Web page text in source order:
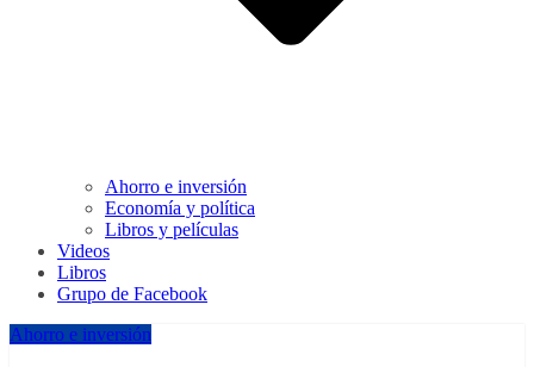
Ahorro e inversión
Economía y política
Libros y películas
Videos
Libros
Grupo de Facebook
Ahorro e inversión